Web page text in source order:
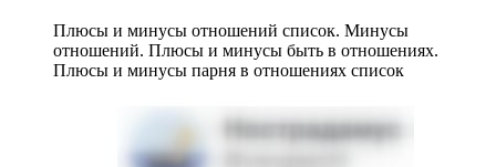
Плюсы и минусы отношений список. Минусы
отношений. Плюсы и минусы быть в отношениях.
Плюсы и минусы парня в отношениях список